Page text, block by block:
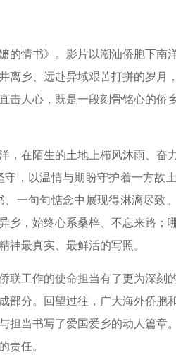
的情书》。影片以潮汕侨胞下南
离乡、远赴异域艰苦打拼的岁月
击人心，既是一段刻骨铭心的侨
，在陌生的土地上栉风沐雨、奋
，以温情与期盼守护着一方故
一句句惦念中展现得淋漓尽致
乡，始终心系桑梓、不忘来路；
神最真实、最鲜活的写照。
联工作的使命担当有了更为深刻
部分。回望过往，广大海外侨胞
担当书写了爱国爱乡的动人篇章
责任。